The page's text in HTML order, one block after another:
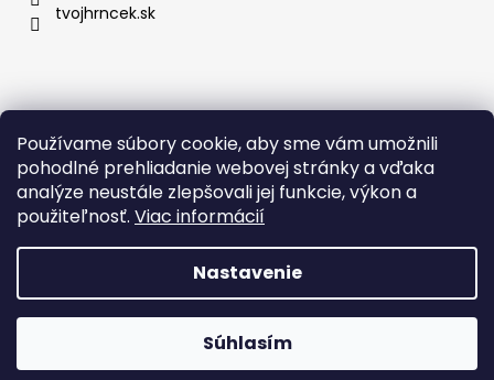
Používame súbory cookie, aby sme vám umožnili
pohodlné prehliadanie webovej stránky a vďaka
analýze neustále zlepšovali jej funkcie, výkon a
použiteľnosť. Viac informácií
Nastavenie
Súhlasím
tvojhrncek.sk
Posledné hodnotenie produktov
Hodnotenie produktu je 5 z 5 hviezdičiek.
| Zuzana Gdulova
TvojHrncek.sk. Všetky práva vyhradené.